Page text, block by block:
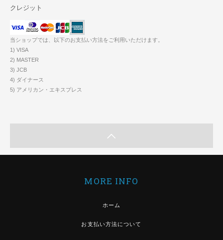
クレジット
当ショップでは、以下のお支払い方法をご利用いただけます。
1) VISA
2) MASTER
3) JCB
4) ダイナース
5) アメリカン・エキスプレス
MORE INFO
ホーム
お支払い方法について